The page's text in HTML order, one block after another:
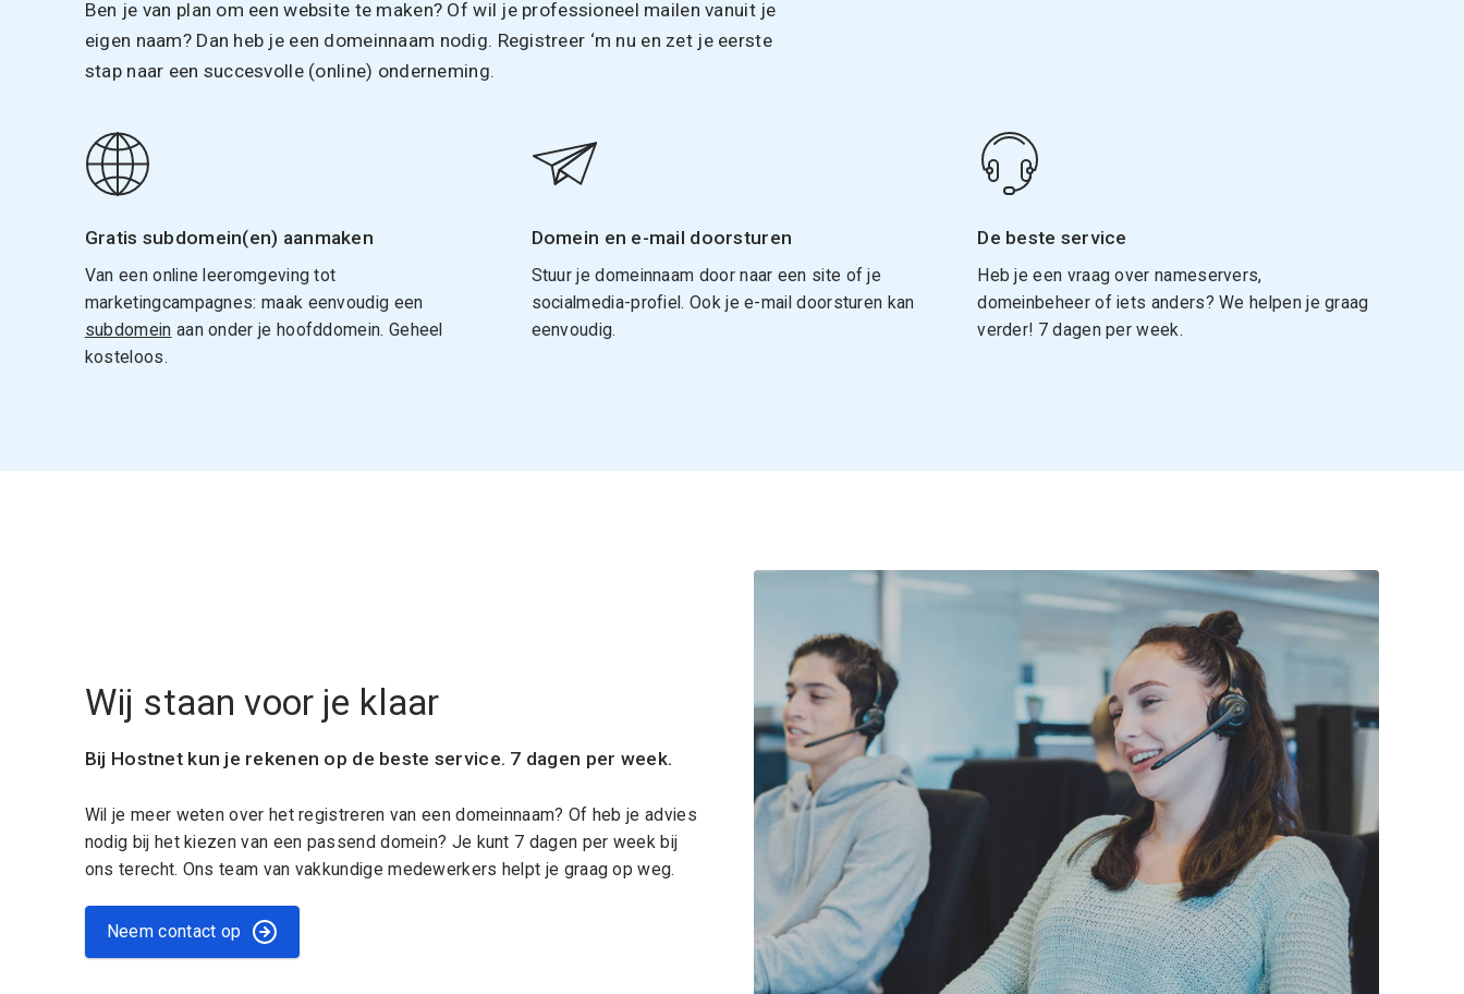
Ben je van plan om een website te maken? Of wil je professioneel mailen vanuit je
eigen naam? Dan heb je een domeinnaam nodig. Registreer ‘m nu en zet je eerste
stap naar een succesvolle (online) onderneming.
Gratis subdomein(en) aanmaken
Van een online leeromgeving tot
marketingcampagnes: maak eenvoudig een
subdomein aan onder je hoofddomein. Geheel
kosteloos.
Domein en e-mail doorsturen
Stuur je domeinnaam door naar een site of je
socialmedia-profiel. Ook je e-mail doorsturen kan
eenvoudig.
De beste service
Heb je een vraag over nameservers,
domeinbeheer of iets anders? We helpen je graag
verder! 7 dagen per week.
Wij staan voor je klaar
Bij Hostnet kun je rekenen op de beste service. 7 dagen per week.
Wil je meer weten over het registreren van een domeinnaam? Of heb je advies
nodig bij het kiezen van een passend domein? Je kunt 7 dagen per week bij
ons terecht. Ons team van vakkundige medewerkers helpt je graag op weg.
Neem contact op